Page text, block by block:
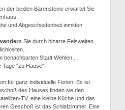
der beiden Bärensteine erwartet Sie
und Abgeschiedenheit inmitten
Sie durch bizarre Felswelten...
benachbarten Stadt Wehlen...
Tage "zu Hause".
für ganz individuelle Ferien. Es ist
des Hauses finden sie den
TV, eine kleine Küche und das
Geschoß ist das Schlafzimmer. Eine